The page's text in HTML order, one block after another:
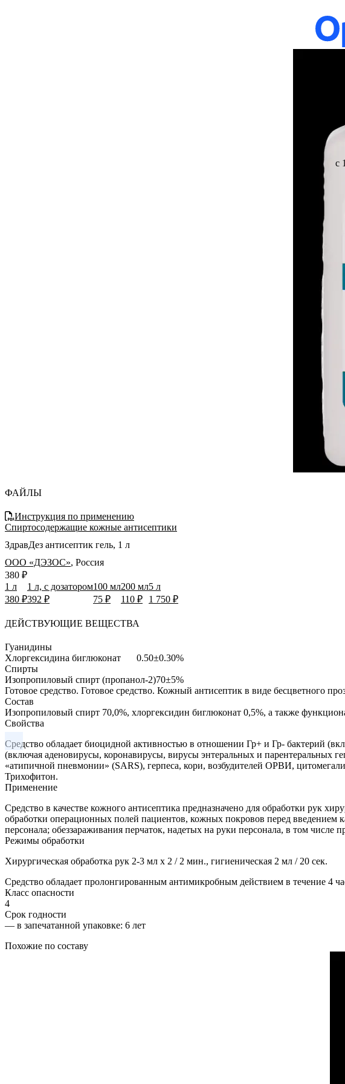
c
ФАЙЛЫ
Инструкция по применению
Спиртосодержащие кожные антисептики
ЗдравДез антисептик гель, 1 л
ООО «ДЭЗОС», Россия
1 л
380 ₽
1 л, с дозатором
392 ₽
100 мл
75 ₽
200 мл
110 ₽
5 л
1 750 ₽
ДЕЙСТВУЮЩИЕ ВЕЩЕСТВА
Гуанидины
Хлоргексидина биглюконат
0.50±0.30%
Спирты
Изопропиловый спирт (пропанол-2)70±5%
Готовое средство. Готовое средство. Кожный антисептик в виде бесцветного
Состав
Изопропиловый спирт 70,0%, хлоргексидин биглюконат 0,5%, а также
Свойства
Средство обладает биоцидной активностью в отношении Гр+ и Гр- бактерий
(включая аденовирусы, коронавирусы, вирусы энтеральных и парентеральных
«атипичной пневмонии» (SARS), герпеса, кори, возбудителей ОРВИ,
Трихофитон.
Применение
Средство в качестве кожного антисептика предназначено для обработки рук
обработки операционных полей пациентов, кожных покровов перед введением
персонала; обеззараживания перчаток, надетых на руки персонала, в том
Режимы обработки
Хирургическая обработка рук 2-3 мл х 2 / 2 мин., гигиеническая 2 мл / 20 сек.
Средство обладает пролонгированным антимикробным действием в течение 4
Класс опасности
4
Срок годности
— в запечатанной упаковке: 6 лет
380 ₽
Похожие по составу